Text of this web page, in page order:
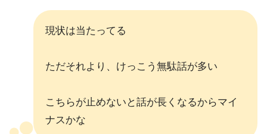
現状は当たってる
ただそれより、けっこう無駄話が多い
こちらが止めないと話が長くなるからマイ
ナスかな